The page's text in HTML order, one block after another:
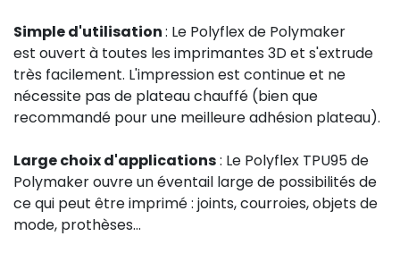
Simple d'utilisation: Le Polyflex de Polymaker
est ouvert à toutes les imprimantes 3D et s'extrude
très facilement. L'impression est continue et ne
nécessite pas de plateau chauffé (bien que
recommandé pour une meilleure adhésion plateau).
Large choix d'applications: Le Polyflex TPU95 de
Polymaker ouvre un éventail large de possibilités de
ce qui peut être imprimé : joints, courroies, objets de
mode, prothèses...